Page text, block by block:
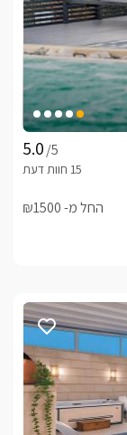
/5
החל מ- ₪1500